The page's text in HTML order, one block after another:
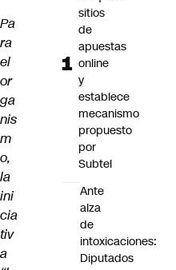
Pa
ra
el
or
ga
nis
m
o,
la
ini
cia
tiv
a
sitios
de
apuestas
online
y
establece
mecanismo
propuesto
por
Subtel
Ante
alza
de
intoxicaciones:
Diputados